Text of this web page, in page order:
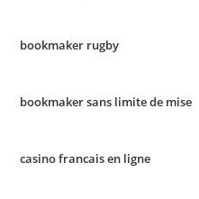
bookmaker rugby
bookmaker sans limite de mise
casino francais en ligne